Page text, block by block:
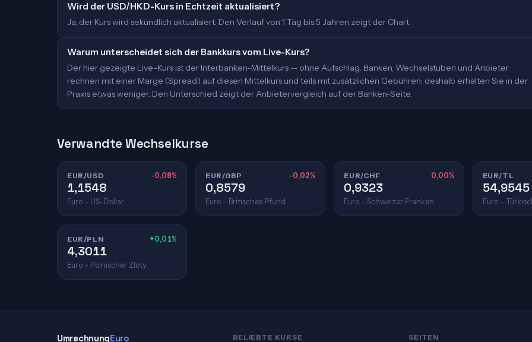
Wird der USD/HKD-Kurs in Echtzeit aktualisiert?
Ja, der Kurs wird sekündlich aktualisiert. Den Verlauf von 1 Tag bis 5 Jahren zeigt der Chart.
Warum unterscheidet sich der Bankkurs vom Live-Kurs?
Der hier gezeigte Live-Kurs ist der Interbanken-Mittelkurs — ohne Aufschlag. Banken, Wechselstuben und Anbieter
rechnen mit einer Marge (Spread) auf diesen Mittelkurs und teils mit zusätzlichen Gebühren; deshalb erhalten Sie in der
Praxis etwas weniger. Den Unterschied zeigt der Anbietervergleich auf der Banken-Seite.
Verwandte Wechselkurse
EUR/USD -0,08%
1,1548
Euro – US-Dollar
EUR/GBP -0,02%
0,8579
Euro – Britisches Pfund
EUR/CHF 0,00%
0,9323
Euro – Schweizer Franken
EUR/TL
54,9545
Euro –
EUR/PLN +0,01%
4,3011
Euro – Polnischer Zloty
UmrechnungEuro BELIEBTE KURSE SEITEN